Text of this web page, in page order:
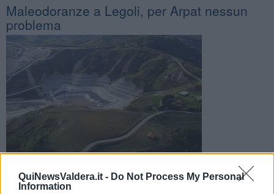
QuiNewsValdera.it - Do Not Process My Personal
Information
Maleodoranze a Legoli, per Arpat nessun
problema
Arpat dopo due indagini chiarisce l'origine dei cattivi odori